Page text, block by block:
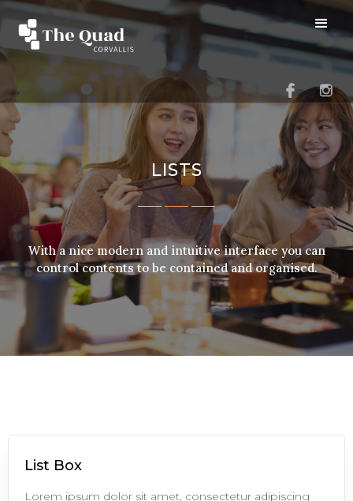
LISTS
With a nice modern and intuitive interface you can
control contents to be contained and organised.
List Box
Lorem ipsum dolor sit amet, consectetur adipiscing